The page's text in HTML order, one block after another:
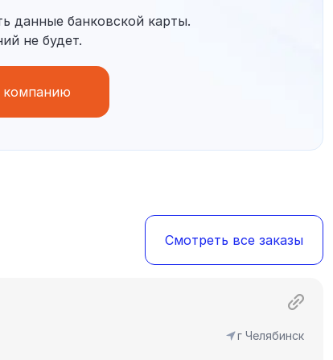
данные банковской карты.
не будет.
компанию
г Челябинск